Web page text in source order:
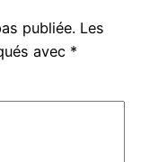
publiée. Les
avec *